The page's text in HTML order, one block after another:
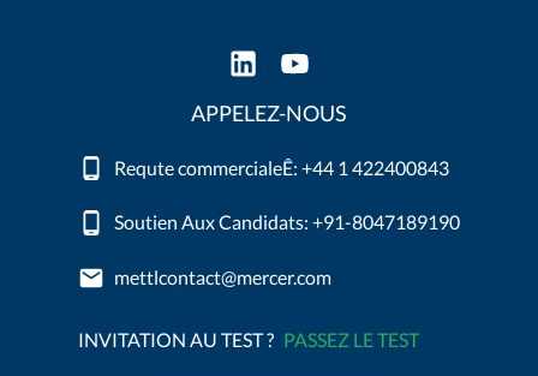
APPELEZ-NOUS
Requte commercialeÊ: +44 1 422400843
Soutien Aux Candidats: +91-8047189190
mettlcontact@mercer.com
INVITATION AU TEST ? PASSEZ LE TEST